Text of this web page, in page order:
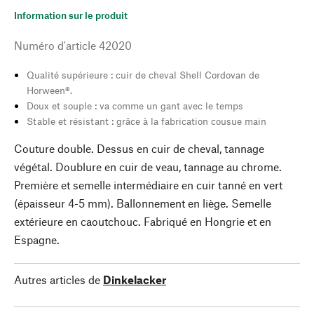
Information sur le produit
Numéro d'article 42020
Qualité supérieure : cuir de cheval Shell Cordovan de
Horween®.
Doux et souple : va comme un gant avec le temps
Stable et résistant : grâce à la fabrication cousue main
Couture double. Dessus en cuir de cheval, tannage
végétal. Doublure en cuir de veau, tannage au chrome.
Première et semelle intermédiaire en cuir tanné en vert
(épaisseur 4-5 mm). Ballonnement en liège. Semelle
extérieure en caoutchouc. Fabriqué en Hongrie et en
Espagne.
Autres articles de Dinkelacker